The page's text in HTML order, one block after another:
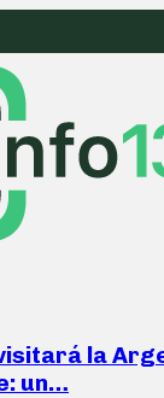
la
un…